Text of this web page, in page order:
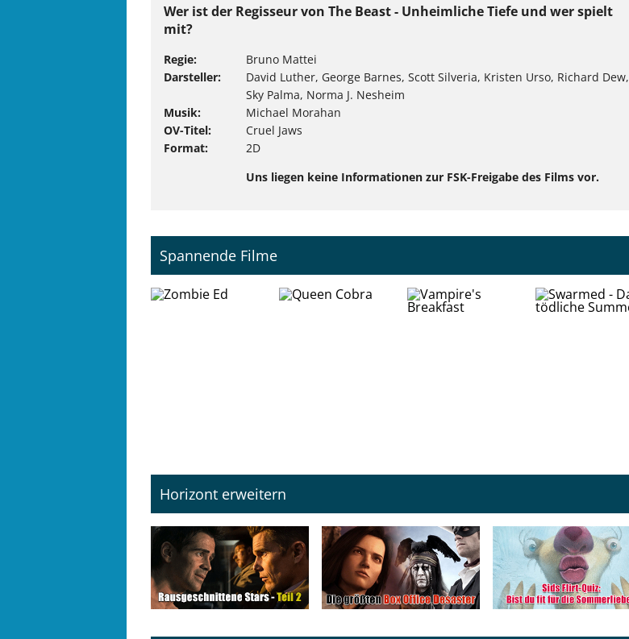
Wer ist der Regisseur von The Beast - Unheimliche Tiefe und wer spielt
mit?
Regie
Bruno Mattei
Darsteller
David Luther, George Barnes, Scott Silveria, Kristen Urso, Richard Dew,
Sky Palma, Norma J. Nesheim
Musik
Michael Morahan
OV-Titel
Cruel Jaws
Format
2D
Uns liegen keine Informationen zur FSK-Freigabe des Films vor.
Spannende Filme
Horizont erweitern